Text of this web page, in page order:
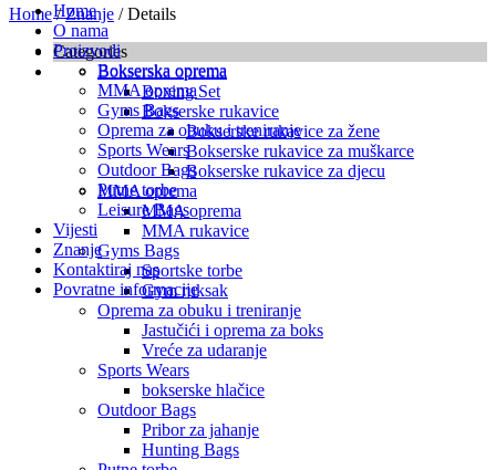
Home
O nama
Proizvodi
Bokserska oprema
MMA oprema
Gyms Bags
Oprema za obuku i treniranje
Sports Wears
Outdoor Bags
Putne torbe
Leisure Bags
Vijesti
Znanje
Kontaktiraj nas
Povratne informacije
Home/Znanje / Details
Categories
Bokserska oprema
Boxing Set
Bokserske rukavice
Bokserske rukavice za žene
Bokserske rukavice za muškarce
Bokserske rukavice za djecu
MMA oprema
MMA oprema
MMA rukavice
Gyms Bags
Sportske torbe
Gym ruksak
Oprema za obuku i treniranje
Jastučići i oprema za boks
Vreće za udaranje
Sports Wears
bokserske hlačice
Outdoor Bags
Pribor za jahanje
Hunting Bags